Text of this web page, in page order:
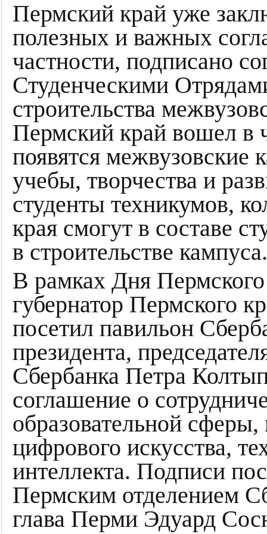
Пермский край уже
полезных и важных
частности, подписано
Студенческими
строительства
Пермский край вошел в
появятся межвузовские
учебы, творчества и
студенты техникумов,
края смогут в составе
в строительстве кампуса.
В рамках Дня
губернатор Пермского
посетил павильон
президента,
Сбербанка Петра
соглашение о
образовательной
цифрового искусства,
интеллекта. Подписи
Пермским отделением
глава Перми Эдуард